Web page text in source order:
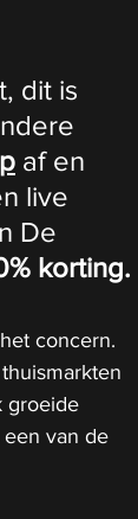
dit is
af en
live
De
korting.
concern.
groeide
van de